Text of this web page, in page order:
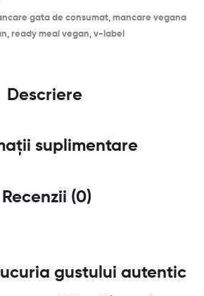
gata de consumat, mancare vegana
, ready meal vegan, v-label
Descriere
suplimentare
Recenzii (0)
gustului autentic